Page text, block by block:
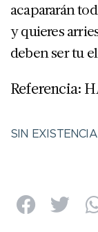
acapararán
y quieres
deben ser tu
Referencia:
SIN